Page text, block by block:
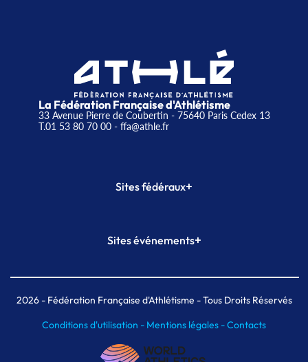
La Fédération Française d'Athlétisme
33 Avenue Pierre de Coubertin - 75640 Paris Cedex 13
T.01 53 80 70 00- ffa@athle.fr
Sites fédéraux+
Plateforme Formation
Sites événements+
Meeting de Paris indoor
MAIF Ekiden de Paris
2026- Fédération Française d'Athlétisme - Tous Droits Réservés
Conditions d'utilisation - Mentions légales -Contacts